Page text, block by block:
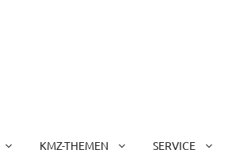
KMZ-THEMEN SERVICE